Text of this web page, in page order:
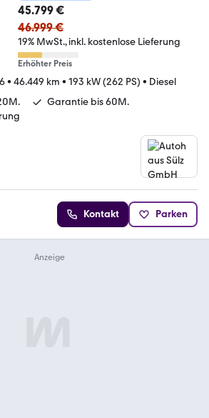
45.799 €
46.999 €
19% MwSt. inkl. kostenlose Lieferung
Erhöhter Preis
• 46.449 km • 193 kW (262 PS) • Diesel
Garantie bis 60M.
Kontakt Parken